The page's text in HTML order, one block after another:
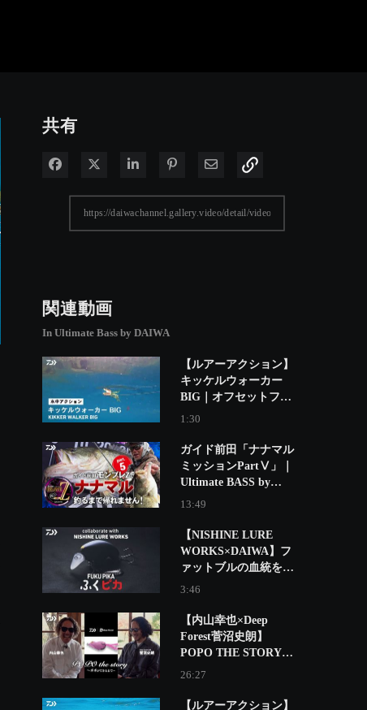
共有
Facebook で共有
Xで共有する
LinkedIn で共有
Pinterest に投稿電子メールで共有
関連動画
In Ultimate Bass by DAIWA
【ルアーアクション】
キッケルウォーカー
BIG｜オフセットフッ
クで使うエラストマー
1:30
ガイド前田「ナナマル
ミッションPartⅤ」｜
Ultimate BASS by
DAIWA Vol.837
13:49
【NISHINE LURE
WORKS×DAIWA】フ
ァットブルの血統を受
け継ぐ、「ふくピカ」
by DAIWA Vol.824
3:46
【内山幸也×Deep
Forest菅沼史朗】
POPO THE STORY～
ポポができるまで～｜
DAIWA Vol.841
26:27
【ルアーアクション】